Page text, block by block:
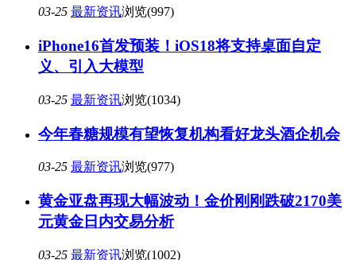
03-25 最新资讯浏览(997)
iPhone16首发预装！iOS18将支持桌面自定
义、引入大模型
03-25 最新资讯浏览(1034)
今年春糖规模有望恢复机构看好龙头酒企机会
03-25 最新资讯浏览(977)
黄金亚盘再现大幅波动！金价刚刚跌破2170美
元黄金日内交易分析
03-25 最新资讯浏览(1002)